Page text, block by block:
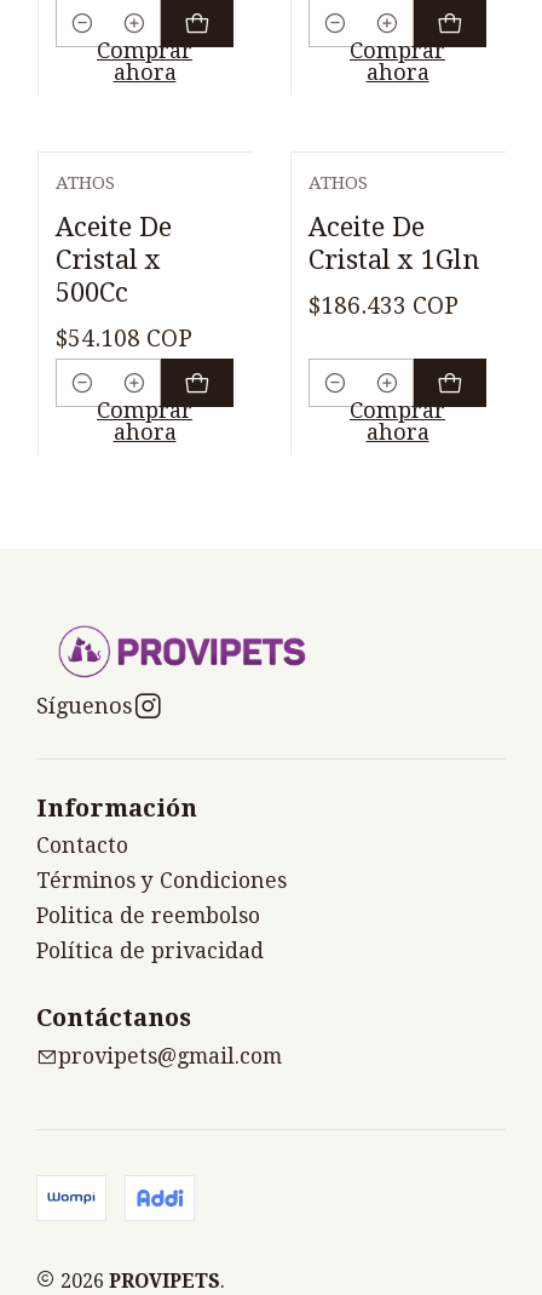
Cantidad
Comprar
ahora
Cantidad
Comprar
ahora
ATHOS
Aceite De
Cristal x
500Cc
$54.108 COP
Cantidad
Comprar
ahora
ATHOS
Aceite De
Cristal x 1Gln
$186.433 COP
Cantidad
Comprar
ahora
Síguenos
Información
Contacto
Términos y Condiciones
Politica de reembolso
Política de privacidad
Contáctanos
provipets@gmail.com
2026 PROVIPETS.